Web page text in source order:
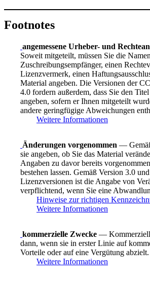
Footnotes
angemessene Urheber- und
Soweit mitgeteilt, müssen Sie die
Zuschreibungsempfänger, einen
Lizenzvermerk, einen
Material angeben. Die Versionen der
4.0 fordern außerdem, dass Sie den
angeben, sofern er Ihnen mitgeteilt
andere geringfügige Abweichungen
Weitere Informationen
Änderungen vorgenommen —
sie angeben, ob Sie das Material
Angaben zu davor bereits
bestehen lassen. Gemäß Version 3.0
Lizenzversionen ist die Angabe von
verpflichtend, wenn Sie eine
Hinweise zur richtigen
Weitere Informationen
kommerzielle Zwecke — Kommerziell
dann, wenn sie in erster Linie auf
Vorteile oder auf eine Vergütung abzielt.
Weitere Informationen